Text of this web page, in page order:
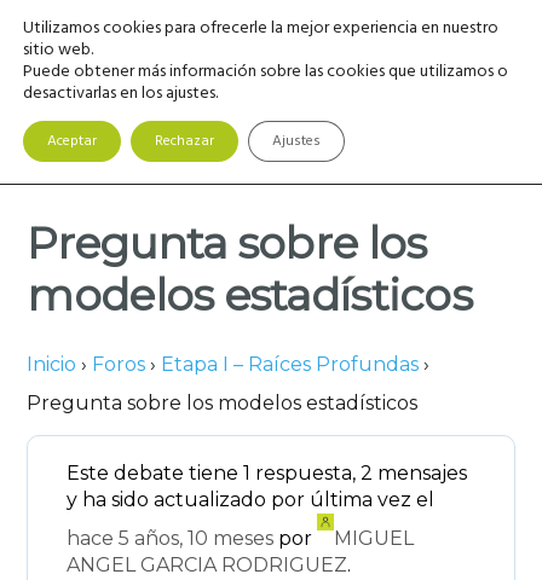
Saltar
navegación
principal
Saltar
contenido
principal
Saltar
barra
lateral
principal
MENU
Pregunta sobre los
modelos estadísticos
Inicio › Foros › Etapa I – Raíces Profundas ›
Pregunta sobre los modelos estadísticos
Este debate tiene 1 respuesta, 2 mensajes
y ha sido actualizado por última vez el
hace 5 años, 10 meses por
MIGUEL
ANGEL GARCIA RODRIGUEZ.
Utilizamos cookies para ofrecerle la mejor experiencia en nuestro
sitio web.
Puede obtener más información sobre las cookies que utilizamos o
desactivarlas en los ajustes.
Aceptar Rechazar Ajustes